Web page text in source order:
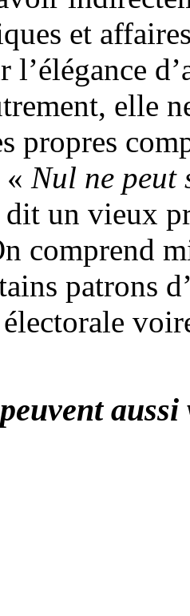
et
elle
propres
« Nul ne peut
dit un vieux
comprend
patrons
électorale